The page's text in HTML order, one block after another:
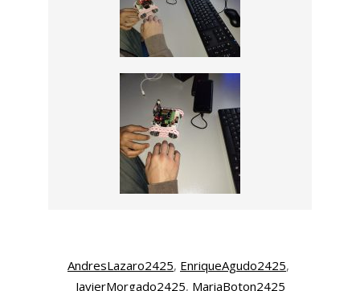
AndresLazaro2425, EnriqueAgudo2425
JavierMorgado2425, MariaBoton2425